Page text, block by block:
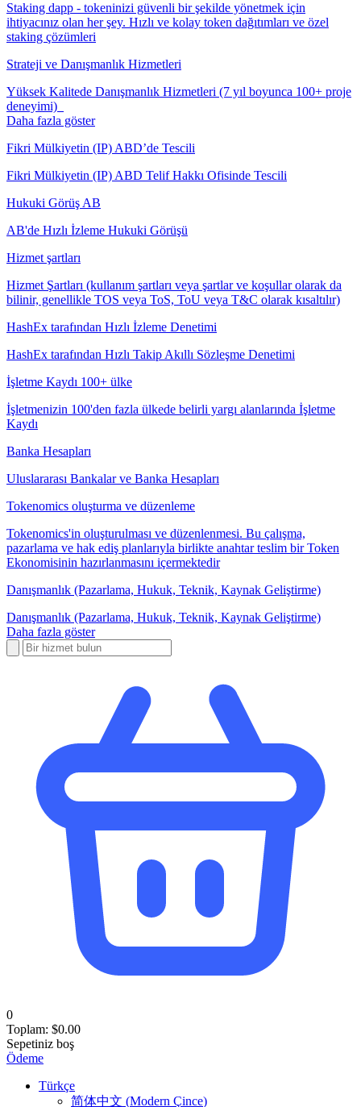
Staking dapp - tokeninizi güvenli bir şekilde yönetmek için
ihtiyacınız olan her şey. Hızlı ve kolay token dağıtımları ve özel
staking çözümleri
Strateji ve Danışmanlık Hizmetleri
Yüksek Kalitede Danışmanlık Hizmetleri (7 yıl boyunca 100+ proje
deneyimi)
Daha fazla göster
Fikri Mülkiyetin (IP) ABD’de Tescili
Fikri Mülkiyetin (IP) ABD Telif Hakkı Ofisinde Tescili
Hukuki Görüş AB
AB'de Hızlı İzleme Hukuki Görüşü
Hizmet şartları
Hizmet Şartları (kullanım şartları veya şartlar ve koşullar olarak da
bilinir, genellikle TOS veya ToS, ToU veya T&C olarak kısaltılır)
HashEx tarafından Hızlı İzleme Denetimi
HashEx tarafından Hızlı Takip Akıllı Sözleşme Denetimi
İşletme Kaydı 100+ ülke
İşletmenizin 100'den fazla ülkede belirli yargı alanlarında İşletme
Kaydı
Banka Hesapları
Uluslararası Bankalar ve Banka Hesapları
Tokenomics oluşturma ve düzenleme
Tokenomics'in oluşturulması ve düzenlenmesi. Bu çalışma,
pazarlama ve hak ediş planlarıyla birlikte anahtar teslim bir Token
Ekonomisinin hazırlanmasını içermektedir
Danışmanlık (Pazarlama, Hukuk, Teknik, Kaynak Geliştirme)
Danışmanlık (Pazarlama, Hukuk, Teknik, Kaynak Geliştirme)
Daha fazla göster
0
Toplam: $0.00
Sepetiniz boş
Ödeme
Türkçe
简体中文 (Modern Çince)